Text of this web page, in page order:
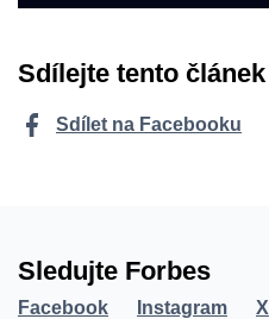
Sdílejte tento článek
Sdílet na Facebooku
Sledujte Forbes
Facebook Instagram X